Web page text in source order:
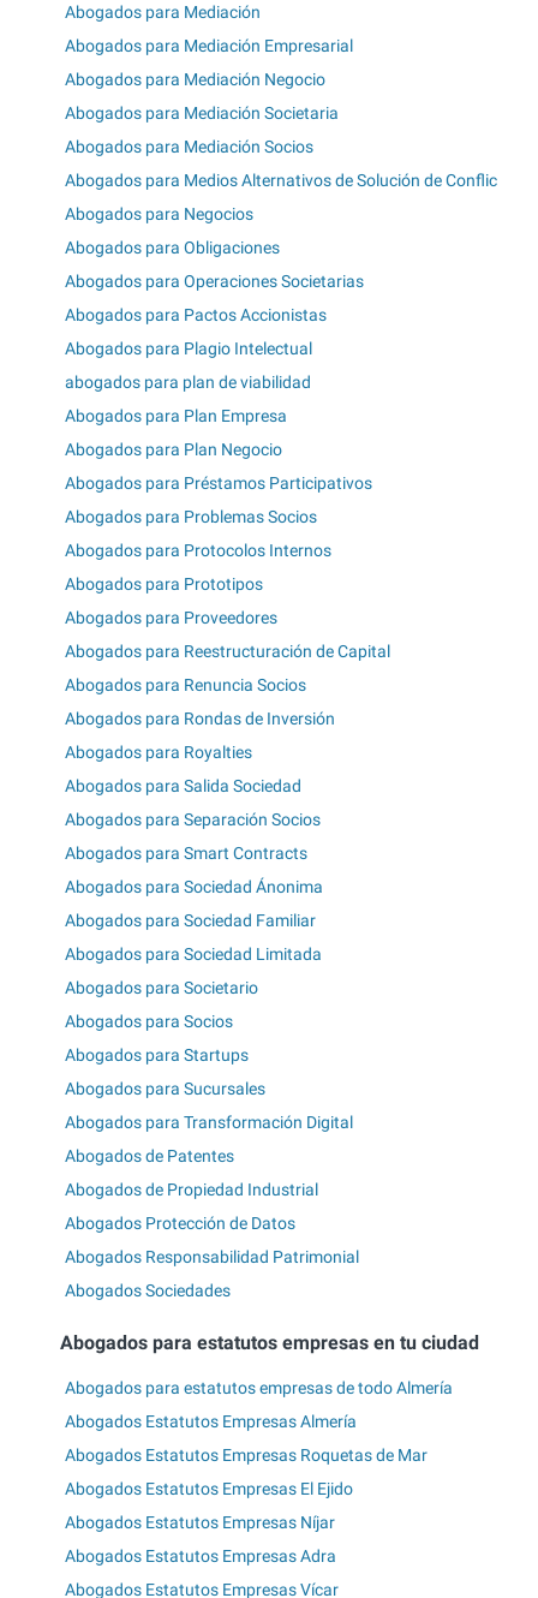
Abogados para Mediación
Abogados para Mediación Empresarial
Abogados para Mediación Negocio
Abogados para Mediación Societaria
Abogados para Mediación Socios
Abogados para Medios Alternativos de Solución de Conflic
Abogados para Negocios
Abogados para Obligaciones
Abogados para Operaciones Societarias
Abogados para Pactos Accionistas
Abogados para Plagio Intelectual
abogados para plan de viabilidad
Abogados para Plan Empresa
Abogados para Plan Negocio
Abogados para Préstamos Participativos
Abogados para Problemas Socios
Abogados para Protocolos Internos
Abogados para Prototipos
Abogados para Proveedores
Abogados para Reestructuración de Capital
Abogados para Renuncia Socios
Abogados para Rondas de Inversión
Abogados para Royalties
Abogados para Salida Sociedad
Abogados para Separación Socios
Abogados para Smart Contracts
Abogados para Sociedad Ánonima
Abogados para Sociedad Familiar
Abogados para Sociedad Limitada
Abogados para Societario
Abogados para Socios
Abogados para Startups
Abogados para Sucursales
Abogados para Transformación Digital
Abogados de Patentes
Abogados de Propiedad Industrial
Abogados Protección de Datos
Abogados Responsabilidad Patrimonial
Abogados Sociedades
Abogados para estatutos empresas en tu ciudad
Abogados para estatutos empresas de todo Almería
Abogados Estatutos Empresas Almería
Abogados Estatutos Empresas Roquetas de Mar
Abogados Estatutos Empresas El Ejido
Abogados Estatutos Empresas Níjar
Abogados Estatutos Empresas Adra
Abogados Estatutos Empresas Vícar